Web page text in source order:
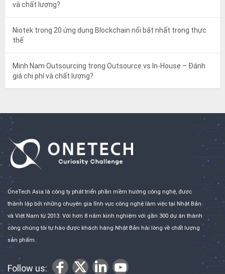
và chất lượng?
Niotek trong 20 ứng dụng Blockchain nổi bật nhất trong thực
thế
Minh Nam Outsourcing trong Outsource vs In-House – Đánh
giá chi phí và chất lượng?
OneTech Asia là công ty phát triển phần mềm hướng công nghệ, được
thành lập bởi những chuyên gia lĩnh vực công nghệ làm việc tại Nhật Bản
và Việt Nam từ 2013. Với hơn 8 năm kinh nghiệm với gần 300 dự án thành
công chúng tôi tự hào được khách hàng Nhật Bản hài lòng về chất lượng
sản phẩm.
Follow us: